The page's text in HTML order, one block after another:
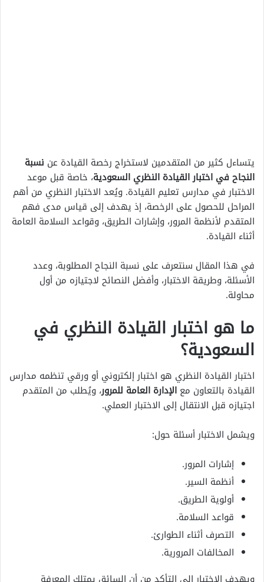
يتساءل كثير من المتقدمين لاستخراج رخصة القيادة عن نسبة
النجاح في اختبار القيادة النظري السعودية، خاصة قبل موعد
الاختبار في مدارس تعليم القيادة. ويُعد الاختبار النظري من أهم
المراحل للحصول على الرخصة، إذ يهدف إلى قياس مدى فهم
المتقدم لأنظمة المرور، وإشارات الطريق، وقواعد السلامة العامة
أثناء القيادة.
في هذا المقال سنتعرف على نسبة النجاح المطلوبة، وعدد
الأسئلة، وطريقة الاختبار، وأفضل النصائح لاجتيازه من أول
محاولة.
ما هو اختبار القيادة النظري في
السعودية؟
اختبار القيادة النظري هو اختبار إلكتروني أو ورقي تنظمه مدارس
القيادة بالتعاون مع الإدارة العامة للمرور، ويُطلب من المتقدم
اجتيازه قبل الانتقال إلى الاختبار العملي.
ويشمل الاختبار أسئلة حول:
إشارات المرور.
أنظمة السير.
أولوية الطريق.
قواعد السلامة.
التصرف أثناء الطوارئ.
المخالفات المرورية.